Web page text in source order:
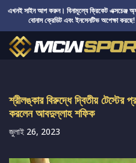
এখনই সাইন আপ করুন। বিনামূল্যে ক্রিকেট এক্সচেঞ্জ
বোনাস ক্রেডিট এবং ইনসেনটিভ অপেক্ষা করছে!
শ্রীলঙ্কার বিরুদ্ধে দ্বিতীয় টেস্টের
করলেন আবদুল্লাহ শফিক
জুলাই 26, 2023